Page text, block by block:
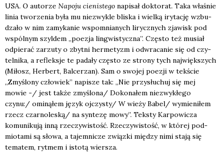
USA. O auto­rze Napo­ju cie­ni­ste­go napi­sał dok­to­rat. Taka wła­śnie
linia two­rze­nia była mu nie­zwy­kle bli­ska i wiel­ką iry­ta­cję wzbu­
dza­ło w nim zamy­ka­nie wspo­mnia­nych lirycz­nych zja­wisk pod
wspól­nym szyl­dem „poezja lin­gwi­stycz­na”. Czę­sto też musiał
odpie­rać zarzu­ty o zbyt­ni her­me­tyzm i odwra­ca­nie się od czy­
tel­ni­ka, a reflek­sje te pada­ły czę­sto ze stro­ny tych naj­więk­szych
(Miłosz, Her­bert, Bal­ce­rzan). Sam o swo­jej poezji w tek­ście
„Zmy­ślo­ny czło­wiek” napi­sze tak: „Nie przy­słu­chuj się mej
mowie -/ jest tak­że zmyślona/ Doko­na­łem nie­zwy­kłe­go
czynu:/ omi­ną­łem język ojczysty/ W wie­ży Babel/ wymie­ni­łem
rzecz czarnoleską/ na syn­te­zę mowy”. Tek­sty Kar­po­wi­cza
komu­ni­ku­ją inną rze­czy­wi­stość. Rze­czy­wi­stość, w któ­rej pod­
mio­ta­mi są sło­wa, a tajem­ni­cze związ­ki mię­dzy nimi sta­ją się
tema­tem, ryt­mem i isto­tą wier­sza.